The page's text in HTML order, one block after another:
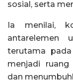
sosial, serta
Ia menilai,
antarelemen
terutama
menjadi ruang
dan